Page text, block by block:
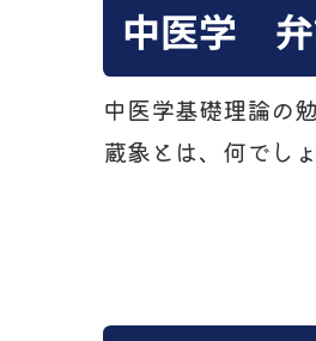
中医学
中医学基礎理論の
蔵象とは、何でし